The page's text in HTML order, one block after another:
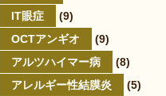
IT眼症
(9)
OCTアンギオ
(9)
アルツハイマー病
(8)
アレルギー性結膜炎
(5)